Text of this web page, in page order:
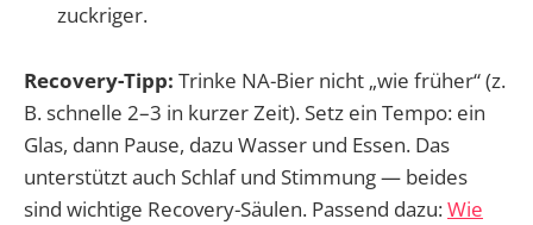
zuckriger.
Recovery-Tipp: Trinke NA-Bier nicht „wie früher“ (z.
B. schnelle 2–3 in kurzer Zeit). Setz ein Tempo: ein
Glas, dann Pause, dazu Wasser und Essen. Das
unterstützt auch Schlaf und Stimmung — beides
sind wichtige Recovery-Säulen. Passend dazu:Wie